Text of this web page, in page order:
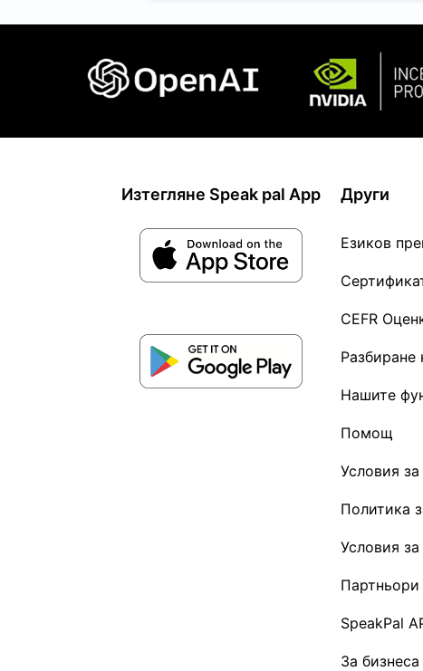
Изтегляне Speak pal App Други
Езиков
CEFR
Разбиране
Нашите
Помощ
Условия
Политика
Условия за
Партньори
SpeakPal
За бизнеса